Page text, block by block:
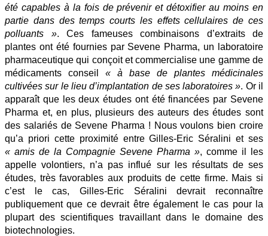
été capables à la fois de prévenir et détoxifier au moins en
partie dans des temps courts les effets cellulaires de ces
polluants ». Ces fameuses combinaisons d’extraits de
plantes ont été fournies par Sevene Pharma, un
laboratoire
pharmaceutique qui conçoit et commercialise une gamme de
médicaments conseil « à base de plantes médicinales
cultivées sur le lieu d’implantation de ses laboratoires ». Or il
apparaît que les deux études ont été financées par Sevene
Pharma et, en plus, plusieurs des auteurs des études sont
des salariés de Sevene Pharma ! Nous voulons bien croire
qu’a priori cette proximité entre Gilles-Eric Séralini et ses
« amis de la Compagnie Sevene Pharma », comme il les
appelle volontiers, n’a pas influé sur les résultats de ses
études, très favorables aux produits de cette firme. Mais si
c’est le cas, Gilles-Eric Séralini devrait reconnaître
publiquement que ce devrait être également le cas pour la
plupart des scientifiques travaillant dans le domaine des
biotechnologies.